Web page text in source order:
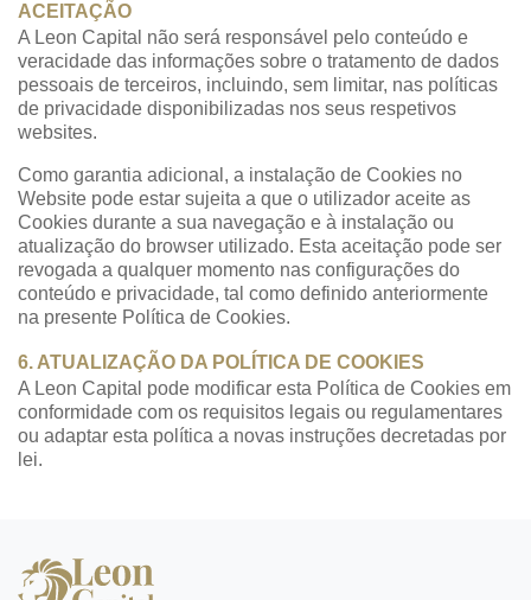
ACEITAÇÃO
A Leon Capital não será responsável pelo conteúdo e
veracidade das informações sobre o tratamento de dados
pessoais de terceiros, incluindo, sem limitar, nas políticas
de privacidade disponibilizadas nos seus respetivos
websites.
Como garantia adicional, a instalação de Cookies no
Website pode estar sujeita a que o utilizador aceite as
Cookies durante a sua navegação e à instalação ou
atualização do browser utilizado. Esta aceitação pode ser
revogada a qualquer momento nas configurações do
conteúdo e privacidade, tal como definido anteriormente
na presente Política de Cookies.
6. ATUALIZAÇÃO DA POLÍTICA DE COOKIES
A Leon Capital pode modificar esta Política de Cookies em
conformidade com os requisitos legais ou regulamentares
ou adaptar esta política a novas instruções decretadas por
lei.